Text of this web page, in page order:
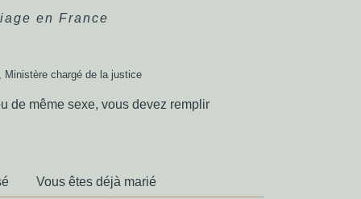
en France
Ministère chargé de la justice
de même sexe, vous devez remplir
Vous êtes déjà marié